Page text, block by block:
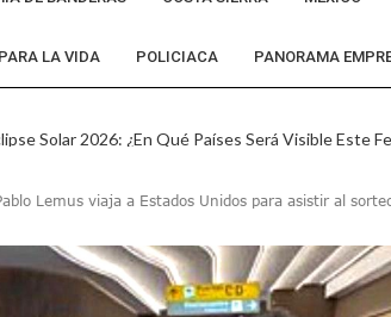
LA VIDA POLICIACA PANORAMA
Solar 2026: ¿En Qué Países Será Visible Este
Vallarta Reporta Caída En Ocupación
Calderón Pide Oración Para Puerto Vallarta Ante
Se Integra A Estrategia Nacional Para Sembrar
Lemus viaja a Estados Unidos para asistir al